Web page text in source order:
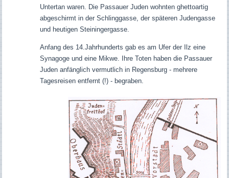
Untertan waren. Die Passauer Juden wohnten ghettoartig
abgeschirmt in der Schlinggasse, der späteren Judengasse
und heutigen Steiningergasse.
Anfang des 14.Jahrhunderts gab es am Ufer der Ilz eine
Synagoge und eine Mikwe. Ihre Toten haben die Passauer
Juden anfänglich vermutlich in Regensburg - mehrere
Tagesreisen entfernt (!) - begraben.